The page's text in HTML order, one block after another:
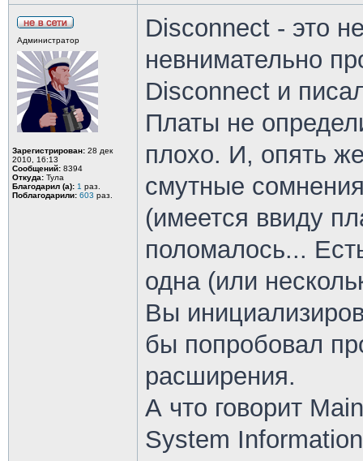
Администратор
Зарегистрирован: 28 дек
2010, 16:13
Сообщений: 8394
Откуда: Тула
Благодарил (а): 1 раз.
Поблагодарили: 603 раз.
Disconnect - это
невнимательно
Disconnect и
Платы не
плохо. И, опять
смутные
(имеется ввиду
поломалось...
одна (или
Вы
бы попробовал
расширения.
А что говорит
System